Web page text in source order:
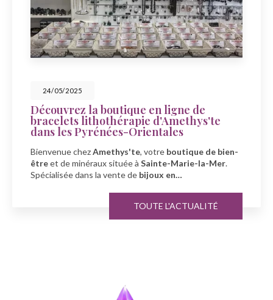
de bien-
la-Mer.
Célébrez la fête des mers
Amethys'te à Sainte-
Amethys'te, votre spécialiste en
minérauxàSainte-Marie-la-Mer…
TOUTE